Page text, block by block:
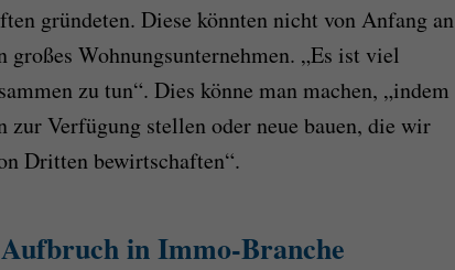
gründeten. Diese könnten nicht von Anfang an
Wohnungsunternehmen. „Es ist viel
zu tun“. Dies könne man machen, „indem
zur Verfügung stellen oder neue bauen, die wir
Dritten bewirtschaften“.
in Immo-Branche